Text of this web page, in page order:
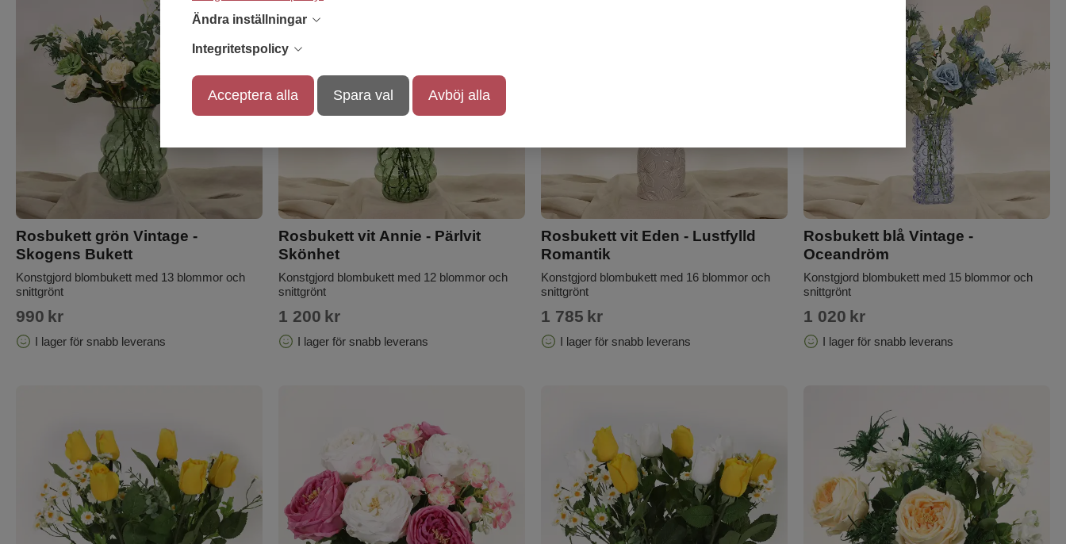
Ändra inställningar
Integritetspolicy
Acceptera alla Spara val Avböj alla
Rosbukett grön Vintage -
Skogens Bukett
Konstgjord blombukett med 13 blommor och
snittgrönt
990 kr
I lager för snabb leverans
Rosbukett vit Annie - Pärlvit
Skönhet
Konstgjord blombukett med 12 blommor och
snittgrönt
1 200 kr
I lager för snabb leverans
Rosbukett vit Eden - Lustfylld
Romantik
Konstgjord blombukett med 16 blommor och
snittgrönt
1 785 kr
I lager för snabb leverans
Rosbukett blå Vintage -
Oceandröm
Konstgjord blombukett med 15 blommor och
snittgrönt
1 020 kr
I lager för snabb leverans